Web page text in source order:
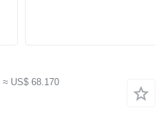
≈ US$ 68.170